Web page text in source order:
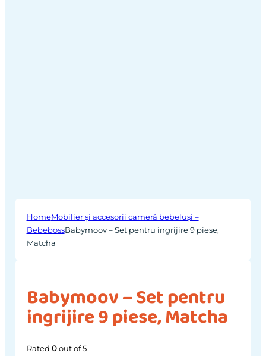
HomeMobilier și accesorii cameră bebeluși –
BebebossBabymoov – Set pentru ingrijire 9 piese,
Matcha
Babymoov – Set pentru
ingrijire 9 piese, Matcha
Rated 0out of 5